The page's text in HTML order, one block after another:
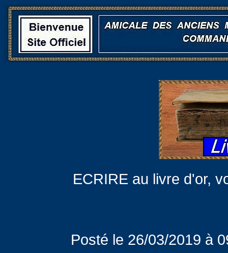
ECRIRE au livre d'or,
Posté le 26/03/2019 à